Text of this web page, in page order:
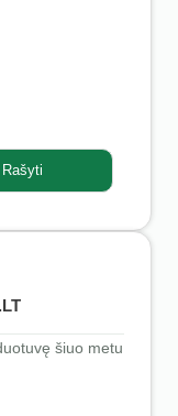
Rašyti
šiuo metu